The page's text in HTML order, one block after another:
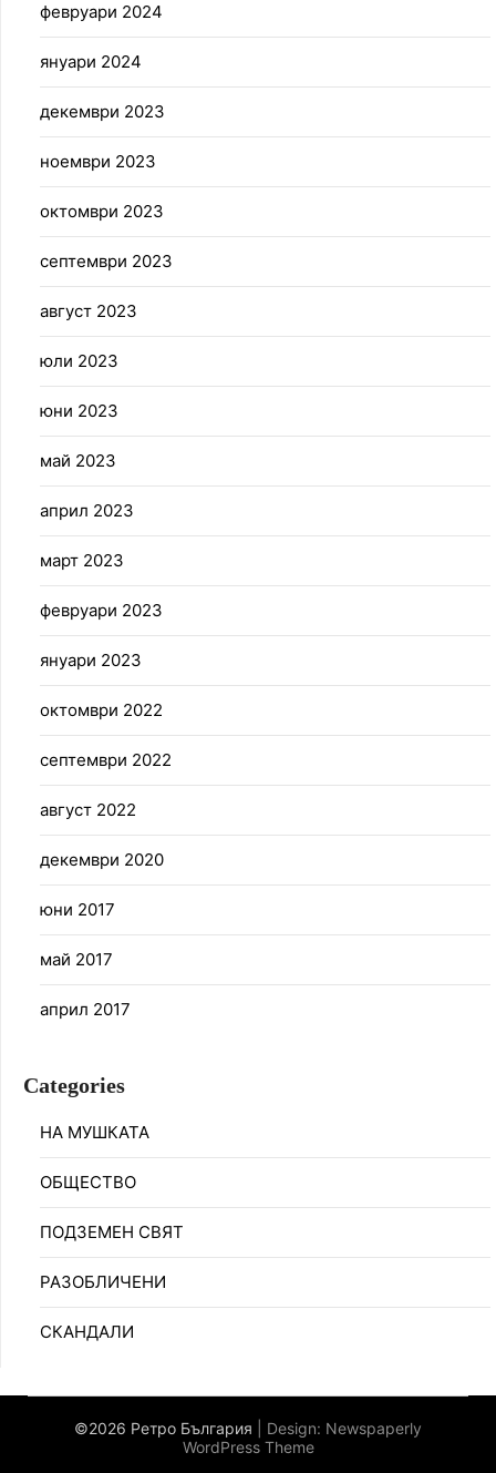
февруари 2024
януари 2024
декември 2023
ноември 2023
октомври 2023
септември 2023
август 2023
юли 2023
юни 2023
май 2023
април 2023
март 2023
февруари 2023
януари 2023
октомври 2022
септември 2022
август 2022
декември 2020
юни 2017
май 2017
април 2017
Categories
НА МУШКАТА
ОБЩЕСТВО
ПОДЗЕМЕН СВЯТ
РАЗОБЛИЧЕНИ
СКАНДАЛИ
©2026 Ретро България | Design: Newspaperly
WordPress Theme